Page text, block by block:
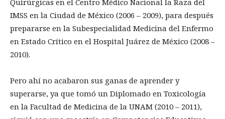
IMSS en la Ciudad de México (2006 – 2009), para después
prepararse en la Subespecialidad Medicina del Enfermo
en Estado Crítico en el Hospital Juárez de México (2008 –
2010).
Pero ahí no acabaron sus ganas de aprender y
superarse, ya que tomó un Diplomado en Toxicología
en la Facultad de Medicina de la UNAM (2010 – 2011),